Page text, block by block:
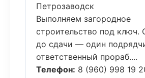
Петрозаводск
Выполняем загородное
строительство под ключ.
до сдачи — один
ответственный прораб....
Телефон: 8 (960) 998 19